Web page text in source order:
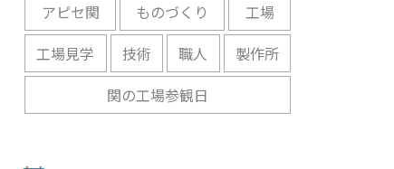
アピセ関 ものづくり
工場
工場見学
技術 職人
製作所
関の工場参観日